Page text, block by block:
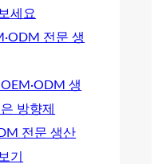
세요
전문 생
생
방향제
전문 생산
기